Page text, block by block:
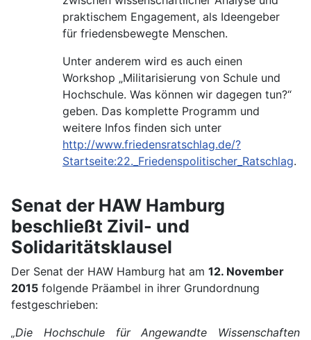
praktischem Engagement, als Ideengeber
für friedensbewegte Menschen.
Unter anderem wird es auch einen
Workshop „Militarisierung von Schule und
Hochschule. Was können wir dagegen tun?“
geben. Das komplette Programm und
weitere Infos finden sich unter
http://www.friedensratschlag.de/?
Startseite:22._Friedenspolitischer_Ratschlag.
Senat der HAW Hamburg
beschließt Zivil- und
Solidaritätsklausel
Der Senat der HAW Hamburg hat am 12. November
2015 folgende Präambel in ihrer Grundordnung
festgeschrieben:
„Die Hochschule für Angewandte Wissenschaften